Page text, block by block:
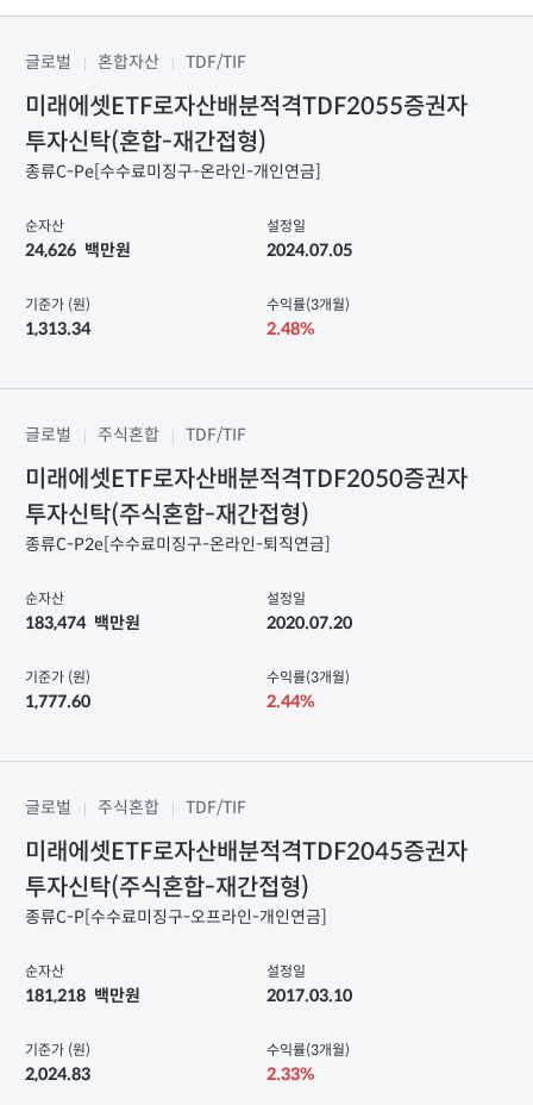
글로벌 혼합자산 TDF/TIF
미래에셋ETF로자산배분적격TDF2055증권자
투자신탁(혼합-재간접형)
종류C-Pe[수수료미징구-온라인-개인연금]
순자산
24,626 백만원
설정일
2024.07.05
기준가 (원)
1,313.34
수익률(3개월)
2.48%
글로벌 주식혼합 TDF/TIF
미래에셋ETF로자산배분적격TDF2050증권자
투자신탁(주식혼합-재간접형)
종류C-P2e[수수료미징구-온라인-퇴직연금]
순자산
183,474 백만원
설정일
2020.07.20
기준가 (원)
1,777.60
수익률(3개월)
2.44%
글로벌 주식혼합 TDF/TIF
미래에셋ETF로자산배분적격TDF2045증권자
투자신탁(주식혼합-재간접형)
종류C-P[수수료미징구-오프라인-개인연금]
순자산
181,218 백만원
설정일
2017.03.10
기준가 (원)
2,024.83
수익률(3개월)
2.33%